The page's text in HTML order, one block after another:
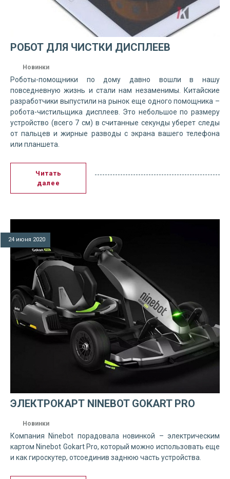
РОБОТ ДЛЯ ЧИСТКИ ДИСПЛЕЕВ
Новинки
Роботы-помощники по дому давно вошли в нашу
повседневную жизнь и стали нам незаменимы. Китайские
разработчики выпустили на рынок еще одного помощника –
робота-чистильщика дисплеев. Это небольшое по размеру
устройство (всего 7 см) в считанные секунды уберет следы
от пальцев и жирные разводы с экрана вашего телефона
или планшета.
Читать
далее
24 июня 2020
ЭЛЕКТРОКАРТ NINEBOT GOKART PRO
Новинки
Компания Ninebot порадовала новинкой – электрическим
картом Ninebot Gokart Pro, который можно использовать еще
и как гироскутер, отсоединив заднюю часть устройства.